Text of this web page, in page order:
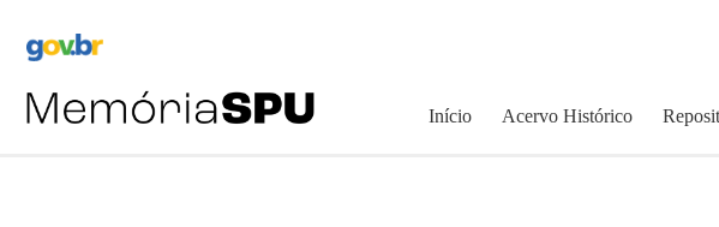
Início Acervo Histórico